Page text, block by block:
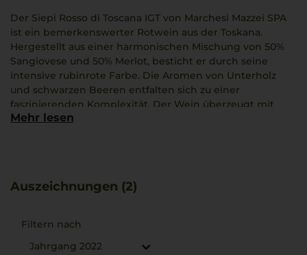
Der Siepi Rosso di Toscana IGT von Marchesi Mazzei SPA
ist ein bemerkenswerter Rotwein aus der Toskana.
Hergestellt aus einer harmonischen Mischung von 50%
Sangiovese und 50% Merlot, besticht er durch seine
intensive rubinrote Farbe. Die Aromen von Unterholz
und schwarzen Beeren entfalten sich zu einer
faszinierenden Komplexität. Der Wein überzeugt mit
vollem Körper und ausgewogener Säure. Der 18-
Mehr lesen
Auszeichnungen (2)
Filtern nach
Jahrgang 2022